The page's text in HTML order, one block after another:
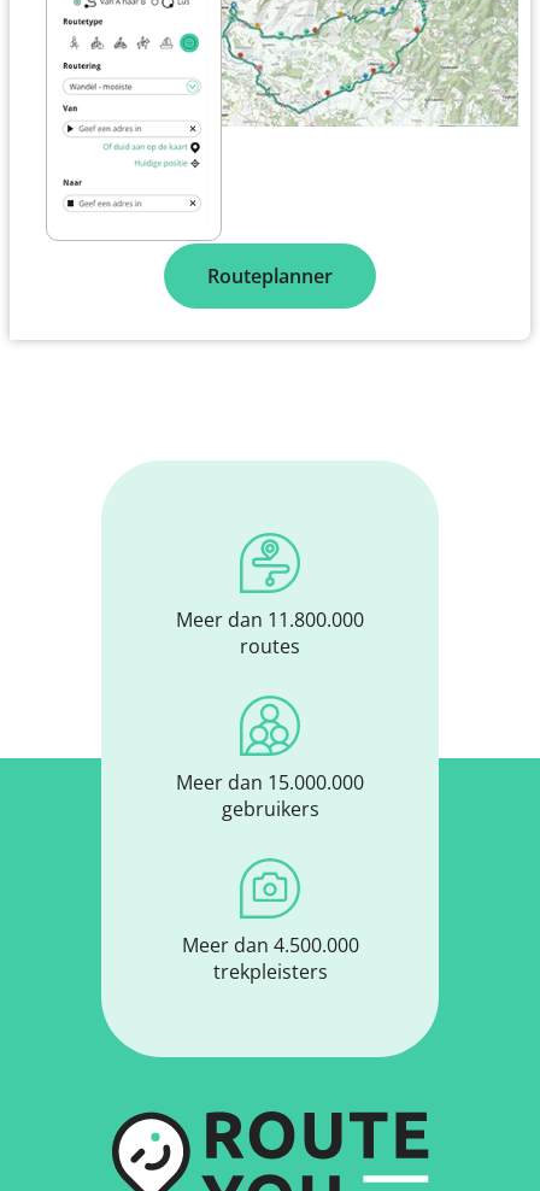
Routeplanner
Meer dan 11.800.000
routes
Meer dan 15.000.000
gebruikers
Meer dan 4.500.000
trekpleisters